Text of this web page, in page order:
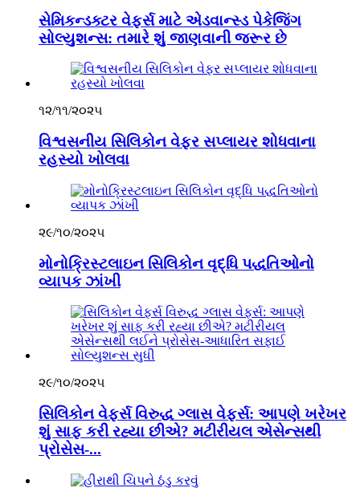
સેમિકન્ડક્ટર વેફર્સ માટે એડવાન્સ્ડ પેકેજિંગ
સોલ્યુશન્સ: તમારે શું જાણવાની જરૂર છે
૧૨/૧૧/૨૦૨૫
વિશ્વસનીય સિલિકોન વેફર સપ્લાયર શોધવાના
રહસ્યો ખોલવા
૨૯/૧૦/૨૦૨૫
મોનોક્રિસ્ટલાઇન સિલિકોન વૃદ્ધિ પદ્ધતિઓનો
વ્યાપક ઝાંખી
૨૯/૧૦/૨૦૨૫
સિલિકોન વેફર્સ વિરુદ્ધ ગ્લાસ વેફર્સ: આપણે ખરેખર
શું સાફ કરી રહ્યા છીએ? મટીરીયલ એસેન્સથી
પ્રોસેસ-...